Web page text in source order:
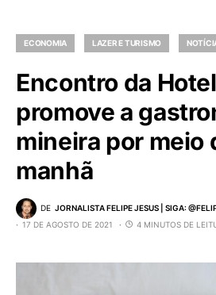
ECONOMIA LAZER E TURISMO
Encontro da
promove a
mineira por meio
manhã
DE JORNALISTA FELIPE JESUS | SIGA:
17 DE AGOSTO DE 2021
4 MINUTOS DE